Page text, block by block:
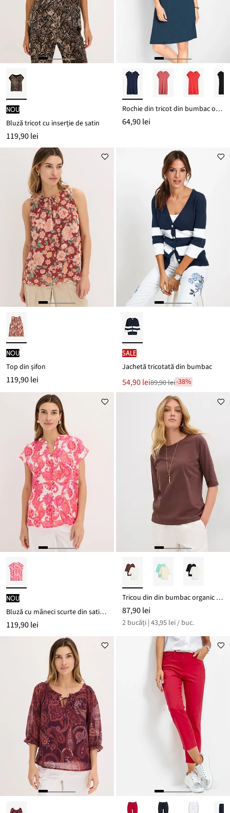
nou
Bluză tricot cu inserție de satin
119,90 lei
Rochie din tricot din bumbac organic 100%
64,90 lei
nou
Top din șifon
119,90 lei
SALE
Jachetă tricotată din bumbac
Noul
preț
54,90 lei
Reducere89,90 lei-38%
nou
Bluză cu mâneci scurte din satin fluid
119,90 lei
Tricou din din bumbac organic 100% (set/2 buc.)
87,90 lei
2 bucăți | 43,95 lei / buc.